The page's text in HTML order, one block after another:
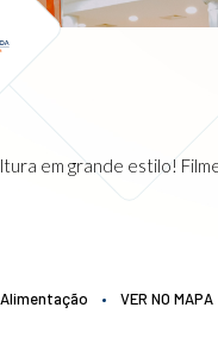
em grande estilo!
VER NO MAPA